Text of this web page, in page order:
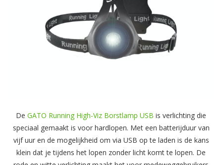
De GATO Running High-Viz Borstlamp USB is verlichting die
speciaal gemaakt is voor hardlopen. Met een batterijduur van
vijf uur en de mogelijkheid om via USB op te laden is de kans
klein dat je tijdens het lopen zonder licht komt te lopen. De